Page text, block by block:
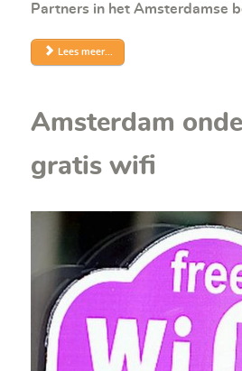
Partners in het Amsterdamse
Lees meer...
Amsterdam
gratis wifi